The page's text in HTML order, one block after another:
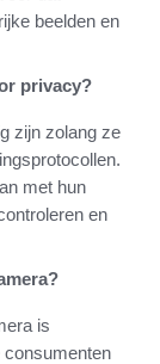
beelden en
privacy?
zijn zolang ze
met hun
en
is
consumenten